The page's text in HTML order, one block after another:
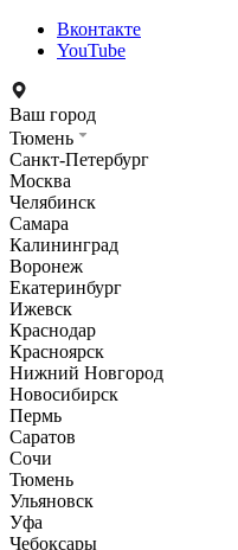
Вконтакте
YouTube
Ваш город
Тюмень
Санкт-Петербург
Москва
Челябинск
Самара
Калининград
Воронеж
Екатеринбург
Ижевск
Краснодар
Красноярск
Нижний Новгород
Новосибирск
Пермь
Саратов
Сочи
Тюмень
Ульяновск
Уфа
Чебоксары